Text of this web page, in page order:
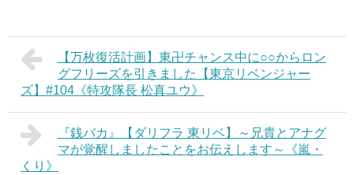
【万枚復活計画】東卍チャンス中に○○からロン
グフリーズを引きました【東京リベンジャー
ズ】#104《特攻隊長 松真ユウ》
『銭バカ』【ダリフラ 東リベ】～兄貴とアナグ
マが覚醒しましたことをお伝えします～《嵐・
くり》